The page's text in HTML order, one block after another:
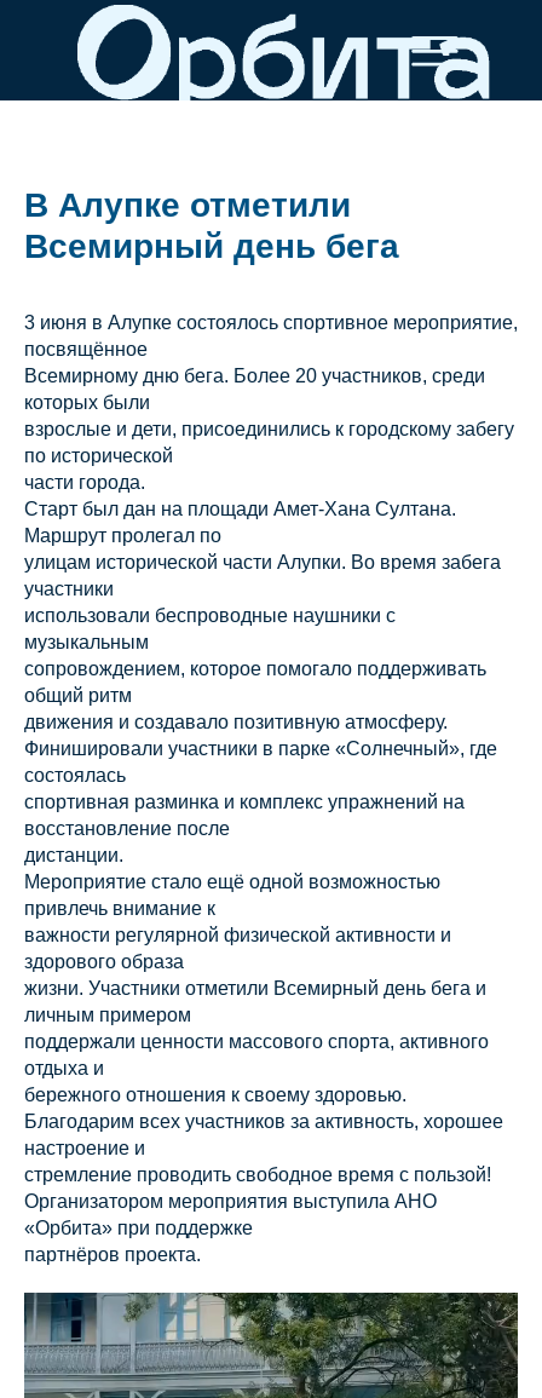
В Алупке отметили
Всемирный день бега
3 июня в Алупке состоялось спортивное мероприятие,
посвящённое
Всемирному дню бега. Более 20 участников, среди
которых были
взрослые и дети, присоединились к городскому забегу
по исторической
части города.
Старт был дан на площади Амет-Хана Султана.
Маршрут пролегал по
улицам исторической части Алупки. Во время забега
участники
использовали беспроводные наушники с
музыкальным
сопровождением, которое помогало поддерживать
общий ритм
движения и создавало позитивную атмосферу.
Финишировали участники в парке «Солнечный», где
состоялась
спортивная разминка и комплекс упражнений на
восстановление после
дистанции.
Мероприятие стало ещё одной возможностью
привлечь внимание к
важности регулярной физической активности и
здорового образа
жизни. Участники отметили Всемирный день бега и
личным примером
поддержали ценности массового спорта, активного
отдыха и
бережного отношения к своему здоровью.
Благодарим всех участников за активность, хорошее
настроение и
стремление проводить свободное время с пользой!
Организатором мероприятия выступила АНО
«Орбита» при поддержке
партнёров проекта.